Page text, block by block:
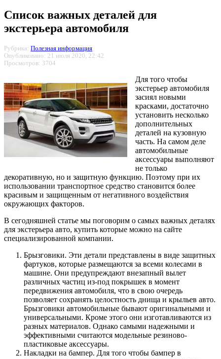
Список важных деталей для
экстерьера автомобиля
Рубрика: Полезная информация
Опубликовано: 21 июля 2020, 22:42
Просмотров: 3704
Для того чтобы
экстерьер автомобиля
засиял новыми
красками, достаточно
установить несколько
дополнительных
деталей на кузовную
часть. На самом деле
автомобильные
аксессуары выполняют
не только
декоративную, но и защитную функцию. Поэтому при их
использовании транспортное средство становится более
красивым и защищенным от негативного воздействия
окружающих факторов.
В сегодняшней статье мы поговорим о самых важных деталях
для экстерьера авто, купить которые можно на сайте
специализированной компании.
Брызговики. Эти детали представлены в виде защитных
фартуков, которые размещаются за всеми колесами в
машине. Они предупреждают внезапный вылет
различных частиц из-под покрышек в момент
передвижения автомобиля, что в свою очередь
позволяет сохранять целостность днища и крыльев авто.
Брызговики автомобильные бывают оригинальными и
универсальными. Кроме этого они изготавливаются из
разных материалов. Однако самыми надежными и
эффективными считаются модельные резиново-
пластиковые аксессуары.
Накладки на бампер. Для того чтобы бампер в